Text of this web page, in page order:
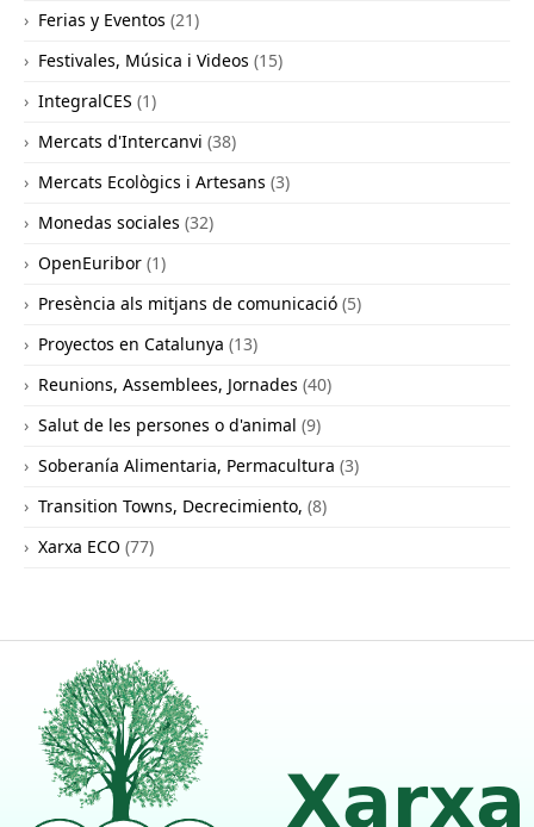
Ferias y Eventos (21)
Festivales, Música i Videos (15)
IntegralCES (1)
Mercats d'Intercanvi (38)
Mercats Ecològics i Artesans (3)
Monedas sociales (32)
OpenEuribor (1)
Presència als mitjans de comunicació (5)
Proyectos en Catalunya (13)
Reunions, Assemblees, Jornades (40)
Salut de les persones o d'animal (9)
Soberanía Alimentaria, Permacultura (3)
Transition Towns, Decrecimiento, (8)
Xarxa ECO (77)